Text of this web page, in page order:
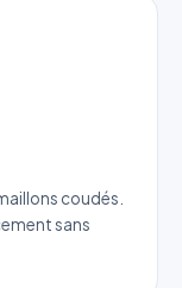
coudés.
sans